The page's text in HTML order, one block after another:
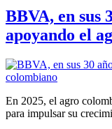
BBVA, en sus
apoyando el
En 2025, el agro
para impulsar su